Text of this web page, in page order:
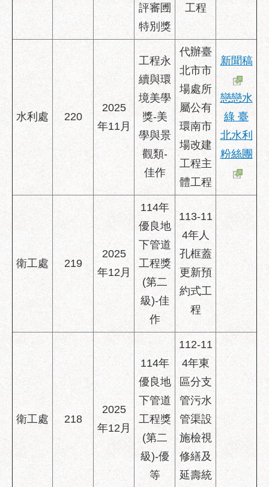
評審圑
特別獎
工程
水利處 220
2025
年11月
工程永
續與環
境美學
獎-美
學與景
觀類-
佳作
代辦臺
北市市
場處所
屬公有
環南市
場改建
工程主
體工程
新聞稿
戀戀水
綠 臺
北水利
粉絲團
衛工處 219
2025
年12月
114年
優良地
下管道
工程獎
(第二
級)-佳
作
113-11
4年人
孔框蓋
更新預
約式工
程
衛工處 218
2025
年12月
114年
優良地
下管道
工程獎
(第二
級)-優
等
112-11
4年東
區分支
管污水
管渠設
施檢視
修繕及
延壽統